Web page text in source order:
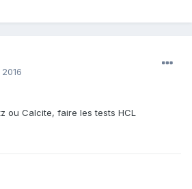
ou Calcite, faire les tests HCL